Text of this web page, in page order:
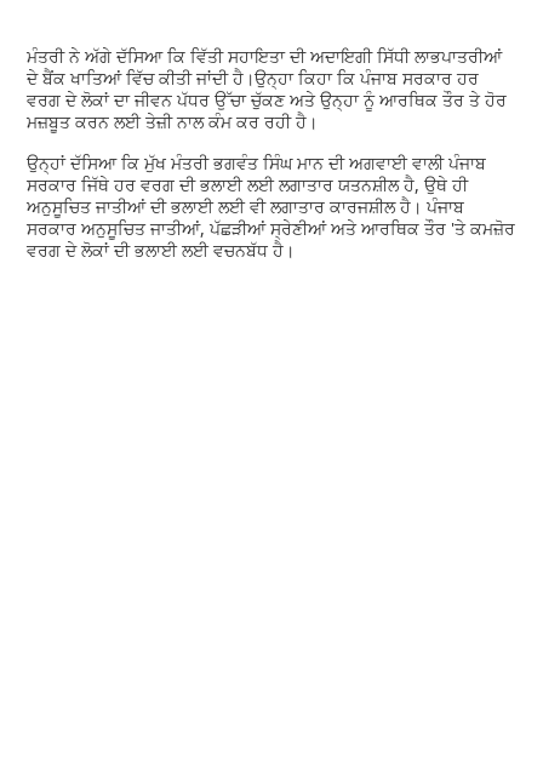
ਮੰਤਰੀ ਨੇ ਅੱਗੇ ਦੱਸਿਆ ਕਿ ਵਿੱਤੀ ਸਹਾਇਤਾ ਦੀ ਅਦਾਇਗੀ ਸਿੱਧੀ ਲਾਭਪਾਤਰੀਆਂ
ਦੇ ਬੈਂਕ ਖਾਤਿਆਂ ਵਿੱਚ ਕੀਤੀ ਜਾਂਦੀ ਹੈ।ਉਨ੍ਹਾ ਕਿਹਾ ਕਿ ਪੰਜਾਬ ਸਰਕਾਰ ਹਰ
ਵਰਗ ਦੇ ਲੋਕਾਂ ਦਾ ਜੀਵਨ ਪੱਧਰ ਉੱਚਾ ਚੁੱਕਣ ਅਤੇ ਉਨ੍ਹਾ ਨੂੰ ਆਰਥਿਕ ਤੌਰ ਤੇ ਹੋਰ
ਮਜ਼ਬੂਤ ਕਰਨ ਲਈ ਤੇਜ਼ੀ ਨਾਲ ਕੰਮ ਕਰ ਰਹੀ ਹੈ।
ਉਨ੍ਹਾਂ ਦੱਸਿਆ ਕਿ ਮੁੱਖ ਮੰਤਰੀ ਭਗਵੰਤ ਸਿੰਘ ਮਾਨ ਦੀ ਅਗਵਾਈ ਵਾਲੀ ਪੰਜਾਬ
ਸਰਕਾਰ ਜਿੱਥੇ ਹਰ ਵਰਗ ਦੀ ਭਲਾਈ ਲਈ ਲਗਾਤਾਰ ਯਤਨਸ਼ੀਲ ਹੈ, ਉਥੇ ਹੀ
ਅਨੁਸੂਚਿਤ ਜਾਤੀਆਂ ਦੀ ਭਲਾਈ ਲਈ ਵੀ ਲਗਾਤਾਰ ਕਾਰਜਸ਼ੀਲ ਹੈ। ਪੰਜਾਬ
ਸਰਕਾਰ ਅਨੁਸੂਚਿਤ ਜਾਤੀਆਂ, ਪੱਛੜੀਆਂ ਸ੍ਰੇਣੀਆਂ ਅਤੇ ਆਰਥਿਕ ਤੌਰ 'ਤੇ ਕਮਜ਼ੋਰ
ਵਰਗ ਦੇ ਲੋਕਾਂ ਦੀ ਭਲਾਈ ਲਈ ਵਚਨਬੱਧ ਹੈ।